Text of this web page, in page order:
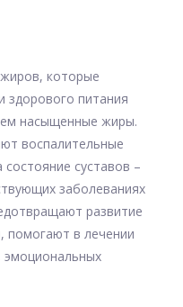
которые
здорового питания
насыщенные жиры.
воспалительные
суставов –
заболеваниях
развитие
помогают в лечении
эмоциональных